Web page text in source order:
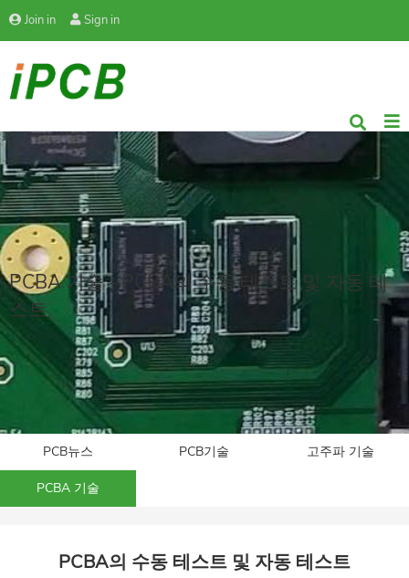
Join in Sign in
PCBA 기술 - PCBA의 수동 테스트 및 자동 테
스트
PCB뉴스 PCB기술 고주파 기술
PCBA 기술
PCBA의 수동 테스트 및 자동 테스트